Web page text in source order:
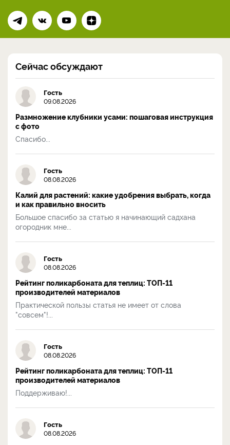
Сейчас обсуждают
Гость
09.08.2026
Размножение клубники усами: пошаговая инструкция
с фото
Спасибо...
Гость
08.08.2026
Калий для растений: какие удобрения выбрать, когда
и как правильно вносить
Большое спасибо за статью я начинающий садхана
огородник мне...
Гость
08.08.2026
Рейтинг поликарбоната для теплиц: ТОП-11
производителей материалов
Практической пользы статья не имеет от слова
"совсем"!...
Гость
08.08.2026
Рейтинг поликарбоната для теплиц: ТОП-11
производителей материалов
Поддерживаю!...
Гость
08.08.2026